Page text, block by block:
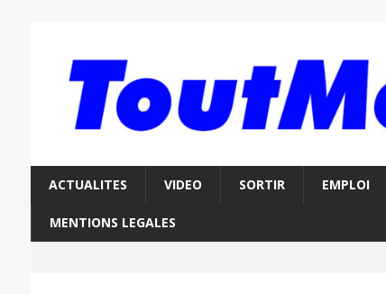
ACTUALITES VIDEO SORTIR EMPLOI
MENTIONS LEGALES